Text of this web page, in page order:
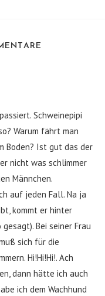
Schweinepipi
Warum fährt man
Boden? Ist gut das der
nicht was schlimmer
Männchen.
auf jeden Fall. Na ja
kommt er hinter
Bei seiner Frau
sich für die
Hi!Hi!Hi!. Ach
dann hätte ich auch
ich dem Wachhund